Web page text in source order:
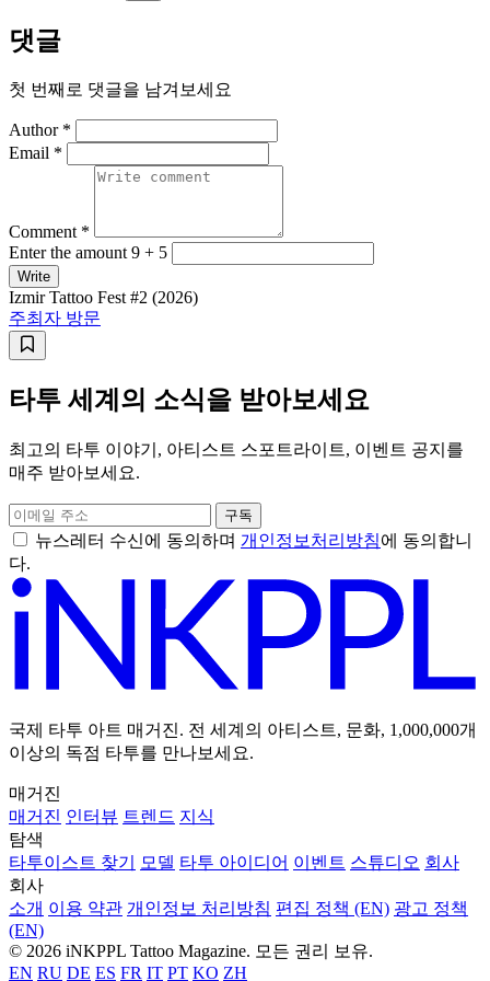
댓글
첫 번째로 댓글을 남겨보세요
Author *
Email *
Comment *
Enter the amount 9 + 5
Write
Izmir Tattoo Fest #2 (2026)
주최자 방문
타투 세계의 소식을 받아보세요
최고의 타투 이야기, 아티스트 스포트라이트, 이벤트 공지를
매주 받아보세요.
구독
뉴스레터 수신에 동의하며 개인정보처리방침에 동의합니
다.
국제 타투 아트 매거진. 전 세계의 아티스트, 문화, 1,000,000개
이상의 독점 타투를 만나보세요.
매거진
매거진 인터뷰 트렌드 지식
탐색
타투이스트 찾기
모델 타투 아이디어 이벤트 스튜디오 회사
회사
소개 이용 약관 개인정보 처리방침 편집 정책 (EN) 광고 정책
(EN)
© 2026 iNKPPL Tattoo Magazine. 모든 권리 보유.
EN RU DE ES FR IT PT KO ZH